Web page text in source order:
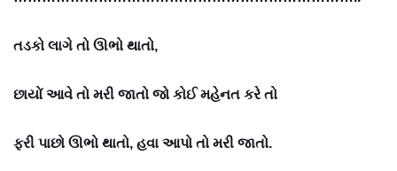
તડકો લાગે તો ઊભો થાતો,
છાયોં આવે તો મરી જાતો જો કોઈ મહેનત કરે તો
ફરી પાછો ઊભો થાતો, હવા આપો તો મરી જાતો.